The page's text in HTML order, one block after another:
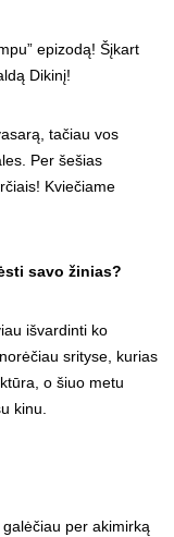
epizodą! Šįkart
Dikinį!
tačiau vos
Per šešias
Kviečiame
savo žinias?
išvardinti ko
srityse, kurias
o šiuo metu
kinu.
per akimirką